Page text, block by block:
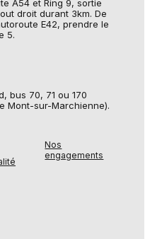
A54 et Ring 9, sortie
droit durant 3km. De
E42, prendre le
5.
bus 70, 71 ou 170
Mont-sur-Marchienne).
Nos
engagements